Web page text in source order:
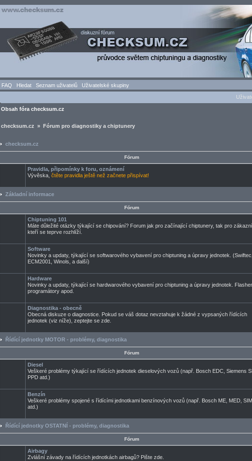
FAQ Hledat Seznam uživatelů Uživatelské skupiny
Obsah fóra checksum.cz
checksum.cz » Fórum pro diagnostiky a chiptunery
checksum.cz
Fórum
Pravidla, připomínky k foru, oznámení
Vývěska, čtěte pravidla ještě než začnete přispívat!
Základní informace
Fórum
Chiptuning 101
Máte důležité otázky týkající se chipování? Forum jak pro začínající chiptunery, tak pro
kteří se teprve rozhlíží.
Software
Novinky a updaty, týkající se softwarového vybavení pro chiptuning a úpravy jednotek. (Swiftec,
ECM2001, Winols, a další)
Hardware
Novinky a updaty, týkající se hardwarového vybavení pro chiptuning a úpravy jednotek.
programátory apod.
Diagnostika - obecně
Obecná diskuze o diagnostice. Pokud se váš dotaz nevztahuje k žádné z vypsaných řídících
jednotek (viz níže), zeptejte se zde.
Řídící jednotky MOTOR - problémy, diagnostika
Fórum
Diesel
Veškeré problémy týkající se řídících jednotek dieselových vozů (např. Bosch EDC, Siemens
PPD atd.)
Benzín
Veškeré problémy spojené s řídícími jednotkami benzínových vozů (např. Bosch ME, MED,
atd.)
Řídící jednotky OSTATNÍ - problémy, diagnostika
Fórum
Airbagy
Zvlášní závady na řídících jednotkách airbagů? Pište zde.